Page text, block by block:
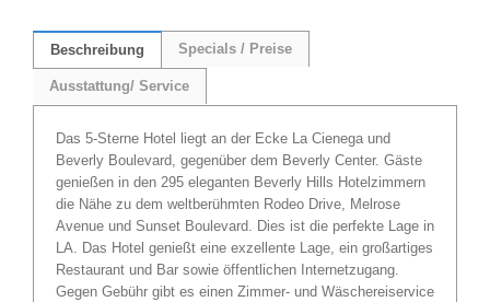
Beschreibung Specials / Preise
Ausstattung/ Service
Das 5-Sterne Hotel liegt an der Ecke La Cienega und
Beverly Boulevard, gegenüber dem Beverly Center. Gäste
genießen in den 295 eleganten Beverly Hills Hotelzimmern
die Nähe zu dem weltberühmten Rodeo Drive, Melrose
Avenue und Sunset Boulevard. Dies ist die perfekte Lage in
LA. Das Hotel genießt eine exzellente Lage, ein großartiges
Restaurant und Bar sowie öffentlichen Internetzugang.
Gegen Gebühr gibt es einen Zimmer- und Wäschereiservice